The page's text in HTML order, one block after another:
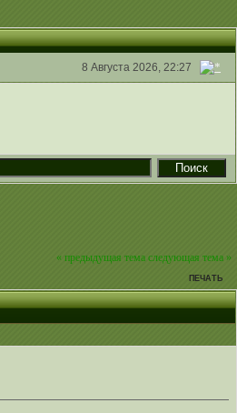
8 Августа 2026, 22:27
« предыдущая тема следующая тема »
ПЕЧАТЬ